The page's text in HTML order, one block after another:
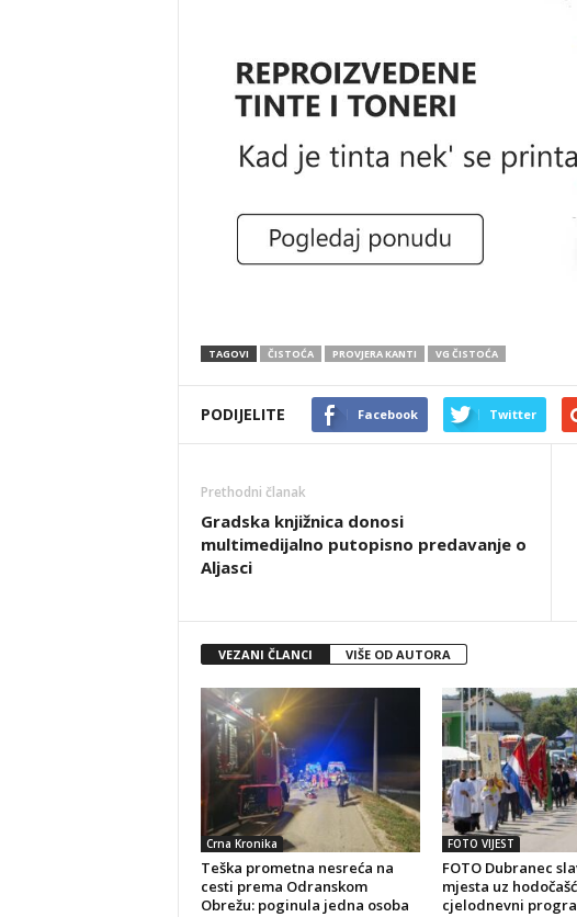
TAGOVI ČISTOĆA PROVJERA KANTI VG ČISTOĆA
PODIJELITE Facebook Twitter
Prethodni članak
Gradska knjižnica donosi
multimedijalno putopisno predavanje o
Aljasci
VEZANI ČLANCI VIŠE OD AUTORA
Crna Kronika
Teška prometna nesreća na
cesti prema Odranskom
Obrežu: poginula jedna osoba
FOTO VIJEST
FOTO Dubranec
mjesta uz
cjelodnevni